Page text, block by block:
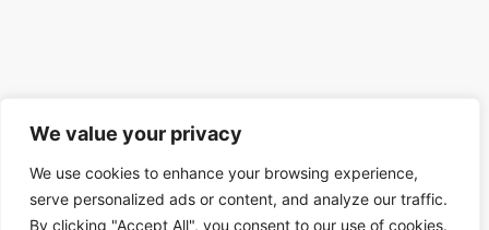
We value your privacy
We use cookies to enhance your browsing experience,
serve personalized ads or content, and analyze our traffic.
By clicking "Accept All", you consent to our use of cookies.